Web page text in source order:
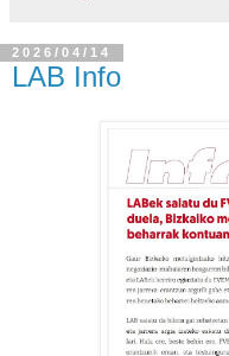
2026/04/14
LAB Info